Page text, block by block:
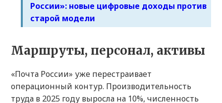
России»: новые цифровые доходы против
старой модели
Маршруты, персонал, активы
«Почта России» уже перестраивает
операционный контур. Производительность
труда в 2025 году выросла на 10%, численность